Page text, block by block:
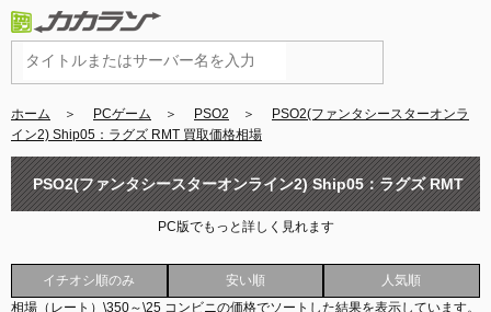
ホーム ＞ PCゲーム ＞ PSO2 ＞
PSO2(ファンタシースターオンラ
イン2) Ship05：ラグズ RMT 買取価格相場
PSO2(ファンタシースターオンライン2) Ship05：ラグズ RMT
PC版でもっと詳しく見れます
イチオシ順のみ 安い順
人気順
相場（レート） \350～\25 コンビニの価格でソートした結果を表示しています。